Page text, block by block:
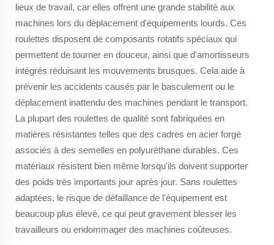
lieux de travail, car elles offrent une grande stabilité aux
machines lors du déplacement d'équipements lourds. Ces
roulettes disposent de composants rotatifs spéciaux qui
permettent de tourner en douceur, ainsi que d'amortisseurs
intégrés réduisant les mouvements brusques. Cela aide à
prévenir les accidents causés par le basculement ou le
déplacement inattendu des machines pendant le transport.
La plupart des roulettes de qualité sont fabriquées en
matières résistantes telles que des cadres en acier forgé
associés à des semelles en polyuréthane durables. Ces
matériaux résistent bien même lorsqu'ils doivent supporter
des poids très importants jour après jour. Sans roulettes
adaptées, le risque de défaillance de l'équipement est
beaucoup plus élevé, ce qui peut gravement blesser les
travailleurs ou endommager des machines coûteuses.